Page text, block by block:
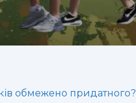
обмежено придатного?